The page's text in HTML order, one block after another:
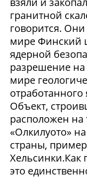
гранитной
говорится.
мире Финский
ядерной
разрешение на
мире
Объект,
расположен
«Олкилуото»
страны,
Хельсинки.Как
это